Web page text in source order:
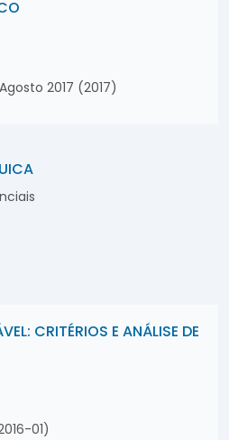
2017 (2017)
CRITÉRIOS E ANÁLISE DE
01)